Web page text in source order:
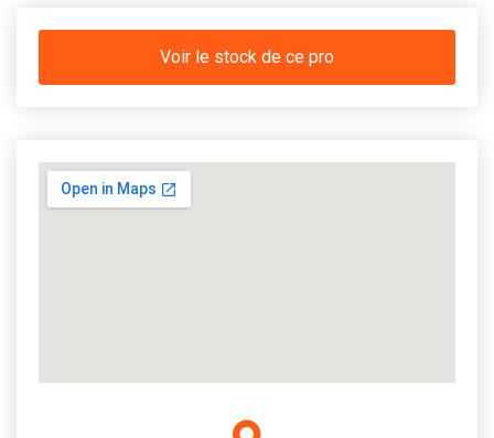
Voir le stock de ce pro